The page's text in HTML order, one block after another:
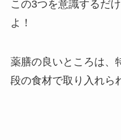
この3つを意識するだ
よ！
薬膳の良いところは、
段の食材で取り入れら